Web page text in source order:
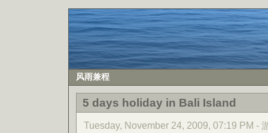
风雨兼程
5 days holiday in Bali Island
Tuesday, November 24, 2009, 07:19 PM -